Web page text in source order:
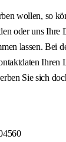
wollen, so
oder uns Ihre
lassen. Bei
Ihren
Sie sich